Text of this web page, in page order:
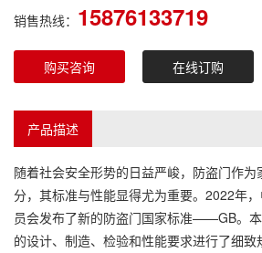
销售热线： 15876133719
购买咨询 在线订购
产品描述
随着社会安全形势的日益严峻，防盗门作
分，其标准与性能显得尤为重要。2022年
员会发布了新的防盗门国家标准——GB。
的设计、制造、检验和性能要求进行了细